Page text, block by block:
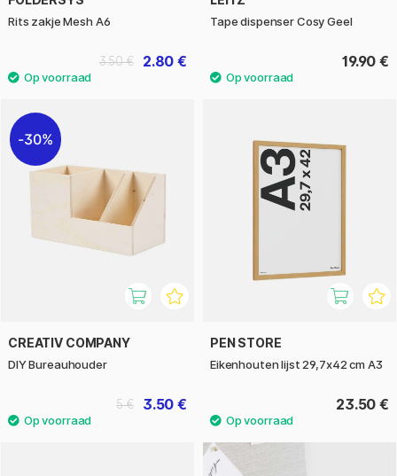
Rits zakje Mesh A6
2.80 €
3.50 €
Tape dispenser Cosy Geel
19.90 €
30%
CREATIV COMPANY
DIY Bureauhouder
3.50 €
5 €
PEN STORE
Eikenhouten lijst 29,7x42 cm A3
23.50 €